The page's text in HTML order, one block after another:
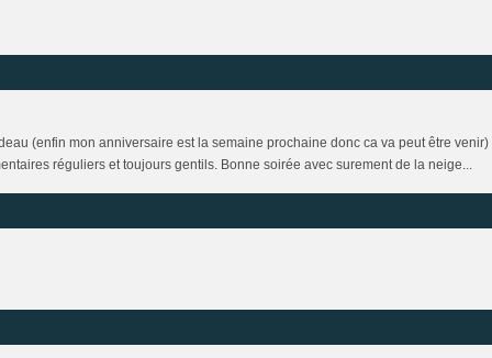
(enfin mon anniversaire est la semaine prochaine donc ca va peut être venir)
réguliers et toujours gentils. Bonne soirée avec surement de la neige...